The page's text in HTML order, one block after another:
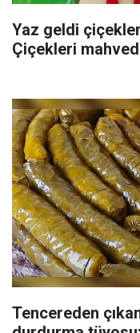
Yaz geldi
Çiçekleri
Tencereden